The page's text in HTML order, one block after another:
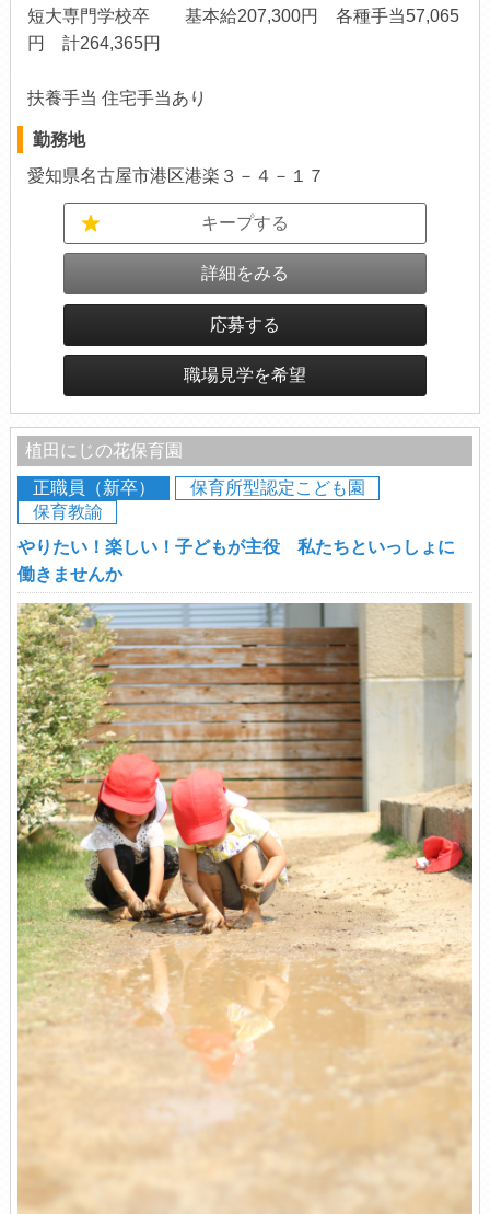
短大専門学校卒 基本給207,300円 各種手当57,065
円 計264,365円
扶養手当 住宅手当あり
勤務地
愛知県名古屋市港区港楽３－４－１７
キープする
詳細をみる
応募する
職場見学を希望
植田にじの花保育園
正職員（新卒）
保育所型認定こども園
保育教諭
やりたい！楽しい！子どもが主役 私たちといっしょに
働きませんか